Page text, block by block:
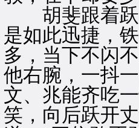
胡斐跟着跃
是如此迅捷，
多，当下不闪
他右腕，一抖
文、兆能齐吃
笑，向后跃开